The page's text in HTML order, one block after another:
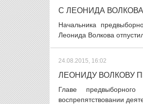
С ЛЕОНИДА
Начальника
Леонида Волкова
24.08.2015, 16:02
ЛЕОНИДУ ВОЛКОВУ
Главе
воспрепятствовании